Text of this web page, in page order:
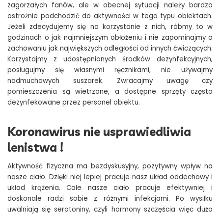
zagorzałych fanów, ale w obecnej sytuacji należy bardzo
ostrożnie podchodzić do aktywności w tego typu obiektach.
Jeżeli zdecydujemy się na korzystanie z nich, róbmy to w
godzinach o jak najmniejszym obłożeniu i nie zapominajmy o
zachowaniu jak największych odległości od innych ćwiczących.
Korzystajmy z udostępnionych środków dezynfekcyjnych,
posługujmy się własnymi ręcznikami, nie używajmy
nadmuchowych suszarek. Zwracajmy uwagę czy
pomieszczenia są wietrzone, a dostępne sprzęty często
dezynfekowane przez personel obiektu.
Koronawirus nie usprawiedliwia
lenistwa !
Aktywność fizyczna ma bezdyskusyjny, pozytywny wpływ na
nasze ciało. Dzięki niej lepiej pracuje nasz układ oddechowy i
układ krążenia. Całe nasze ciało pracuje efektywniej i
doskonale radzi sobie z różnymi infekcjami. Po wysiłku
uwalniają się serotoniny, czyli hormony szczęścia więc dużo